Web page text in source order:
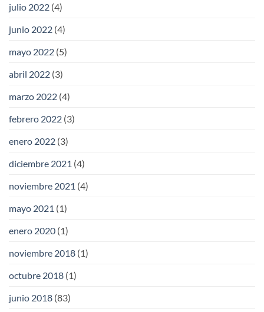
julio 2022 (4)
junio 2022 (4)
mayo 2022 (5)
abril 2022 (3)
marzo 2022 (4)
febrero 2022 (3)
enero 2022 (3)
diciembre 2021 (4)
noviembre 2021 (4)
mayo 2021 (1)
enero 2020 (1)
noviembre 2018 (1)
octubre 2018 (1)
junio 2018 (83)